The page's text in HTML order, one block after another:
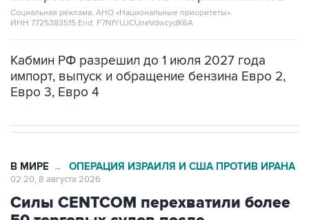
Кабмин РФ разрешил до 1 июля 2027 года
Евро 3, Евро 4
Силы CENTCOM перехватили более
50 торговых судов после
возобновления блокады Ирана